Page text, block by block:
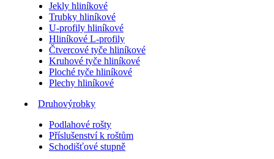
Jekly hliníkové
Trubky hliníkové
U-profily hliníkové
Hliníkové L-profily
Čtvercové tyče hliníkové
Kruhové tyče hliníkové
Ploché tyče hliníkové
Plechy hliníkové
Druhovýrobky
Podlahové rošty
Příslušenství k roštům
Schodišťové stupně